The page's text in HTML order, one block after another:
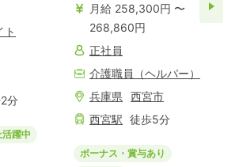
ト
2分
躍中
月給 258,300円 〜
268,860円
正社員
介護職員（ヘルパー）
兵庫県
西宮市
西宮駅 徒歩5分
ボーナス・賞与あり